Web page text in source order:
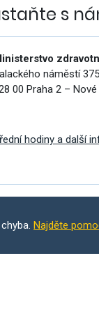
s
náměstí
00 Praha 2 –
hodiny a další
chyba.Najděte